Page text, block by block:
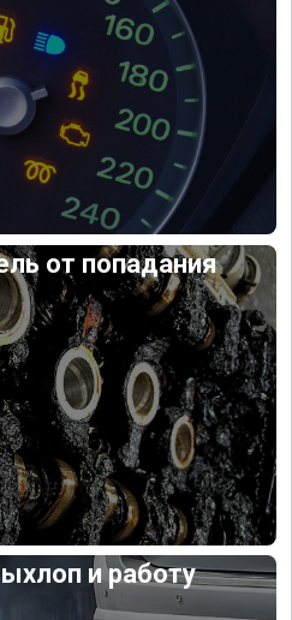
от попадания
и работу